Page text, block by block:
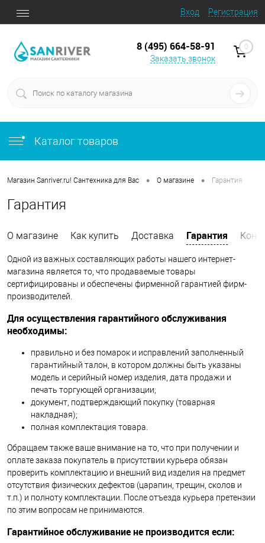
Вход Регистрация
8 (495) 664-58-91
Заказать звонок
0
Каталог товаров
Магазин Sanriver.ru! Сантехника для Вас • О магазине • Гарантия
Гарантия
О магазине Как купить Доставка Гарантия
Одной из важных составляющих работы нашего интернет-
магазина является то, что продаваемые товары
сертифицированы и обеспечены фирменной гарантией фирм-
производителей.
Для осуществления гарантийного обслуживания
необходимы:
правильно и без помарок и исправлений заполненный
гарантийный талон, в котором должны быть указаны
модель и серийный номер изделия, дата продажи и
печать торгующей организации;
документ, подтверждающий покупку (товарная
накладная);
полная комплектация товара.
Обращаем также ваше внимание на то, что при получении и
оплате заказа покупатель в присутствии курьера обязан
проверить комплектацию и внешний вид изделия на предмет
отсутствия физических дефектов (царапин, трещин, сколов и
т.п.) и полноту комплектации. После отъезда курьера претензии
по этим вопросам не принимаются.
Гарантийное обслуживание не производится если: